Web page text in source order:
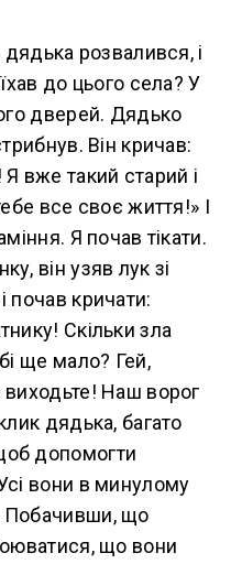
розвалився, і
до цього села? У
дверей. Дядько
Він кричав:
вже такий старий і
все своє життя!» І
Я почав тікати.
він узяв лук зі
почав кричати:
Скільки зла
ще мало? Гей,
Наш ворог
дядька, багато
допомогти
вони в минулому
Побачивши, що
що вони